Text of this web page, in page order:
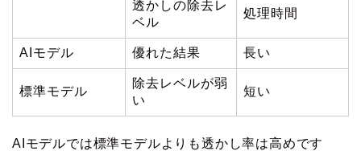
透かしの除去レ
ベル
処理時間
AIモデル 優れた結果 長い
標準モデル
除去レベルが弱
い
短い
AIモデルでは標準モデルよりも透かし率は高めです